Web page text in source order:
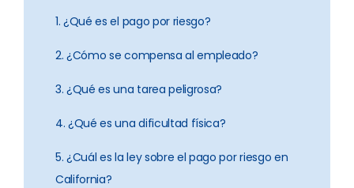
1. ¿Qué es el pago por riesgo?
2. ¿Cómo se compensa al empleado?
3. ¿Qué es una tarea peligrosa?
4. ¿Qué es una dificultad física?
5. ¿Cuál es la ley sobre el pago por riesgo en
California?